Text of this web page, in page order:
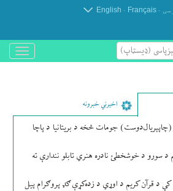
.
Français
.
English
(ډیسټاپ)
باز
و
اخیرني خبرونه
جومات څخه د بریتانیا د پاچا
د سورو د خوشخطئ نادره هنري تابلو نندارې ته
کې د قرآن کریم د اوړي د زده‌کړې ګډ پروګرام پیل